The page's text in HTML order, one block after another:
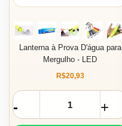
Lanterna à Prova D'água para
Mergulho - LED
R$20,93